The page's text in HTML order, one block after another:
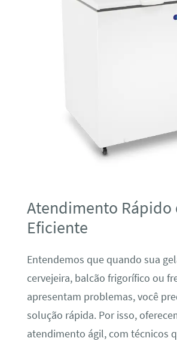
Atendimento Rápido
Eficiente
Entendemos que quando sua
cervejeira, balcão frigorífico ou
apresentam problemas, você
solução rápida. Por isso,
atendimento ágil, com técnicos